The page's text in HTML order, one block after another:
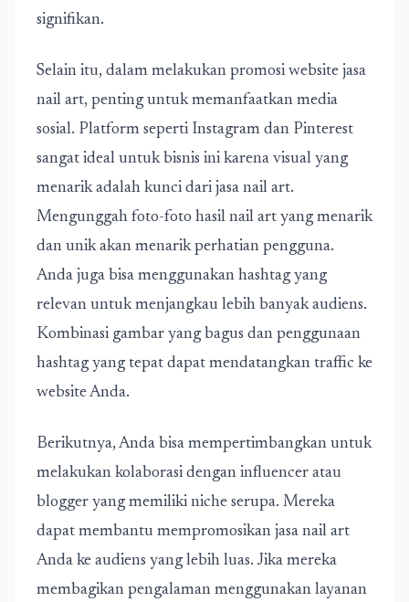
signifikan.
Selain itu, dalam melakukan promosi website jasa
nail art, penting untuk memanfaatkan media
sosial. Platform seperti Instagram dan Pinterest
sangat ideal untuk bisnis ini karena visual yang
menarik adalah kunci dari jasa nail art.
Mengunggah foto-foto hasil nail art yang menarik
dan unik akan menarik perhatian pengguna.
Anda juga bisa menggunakan hashtag yang
relevan untuk menjangkau lebih banyak audiens.
Kombinasi gambar yang bagus dan penggunaan
hashtag yang tepat dapat mendatangkan traffic ke
website Anda.
Berikutnya, Anda bisa mempertimbangkan untuk
melakukan kolaborasi dengan influencer atau
blogger yang memiliki niche serupa. Mereka
dapat membantu mempromosikan jasa nail art
Anda ke audiens yang lebih luas. Jika mereka
membagikan pengalaman menggunakan layanan